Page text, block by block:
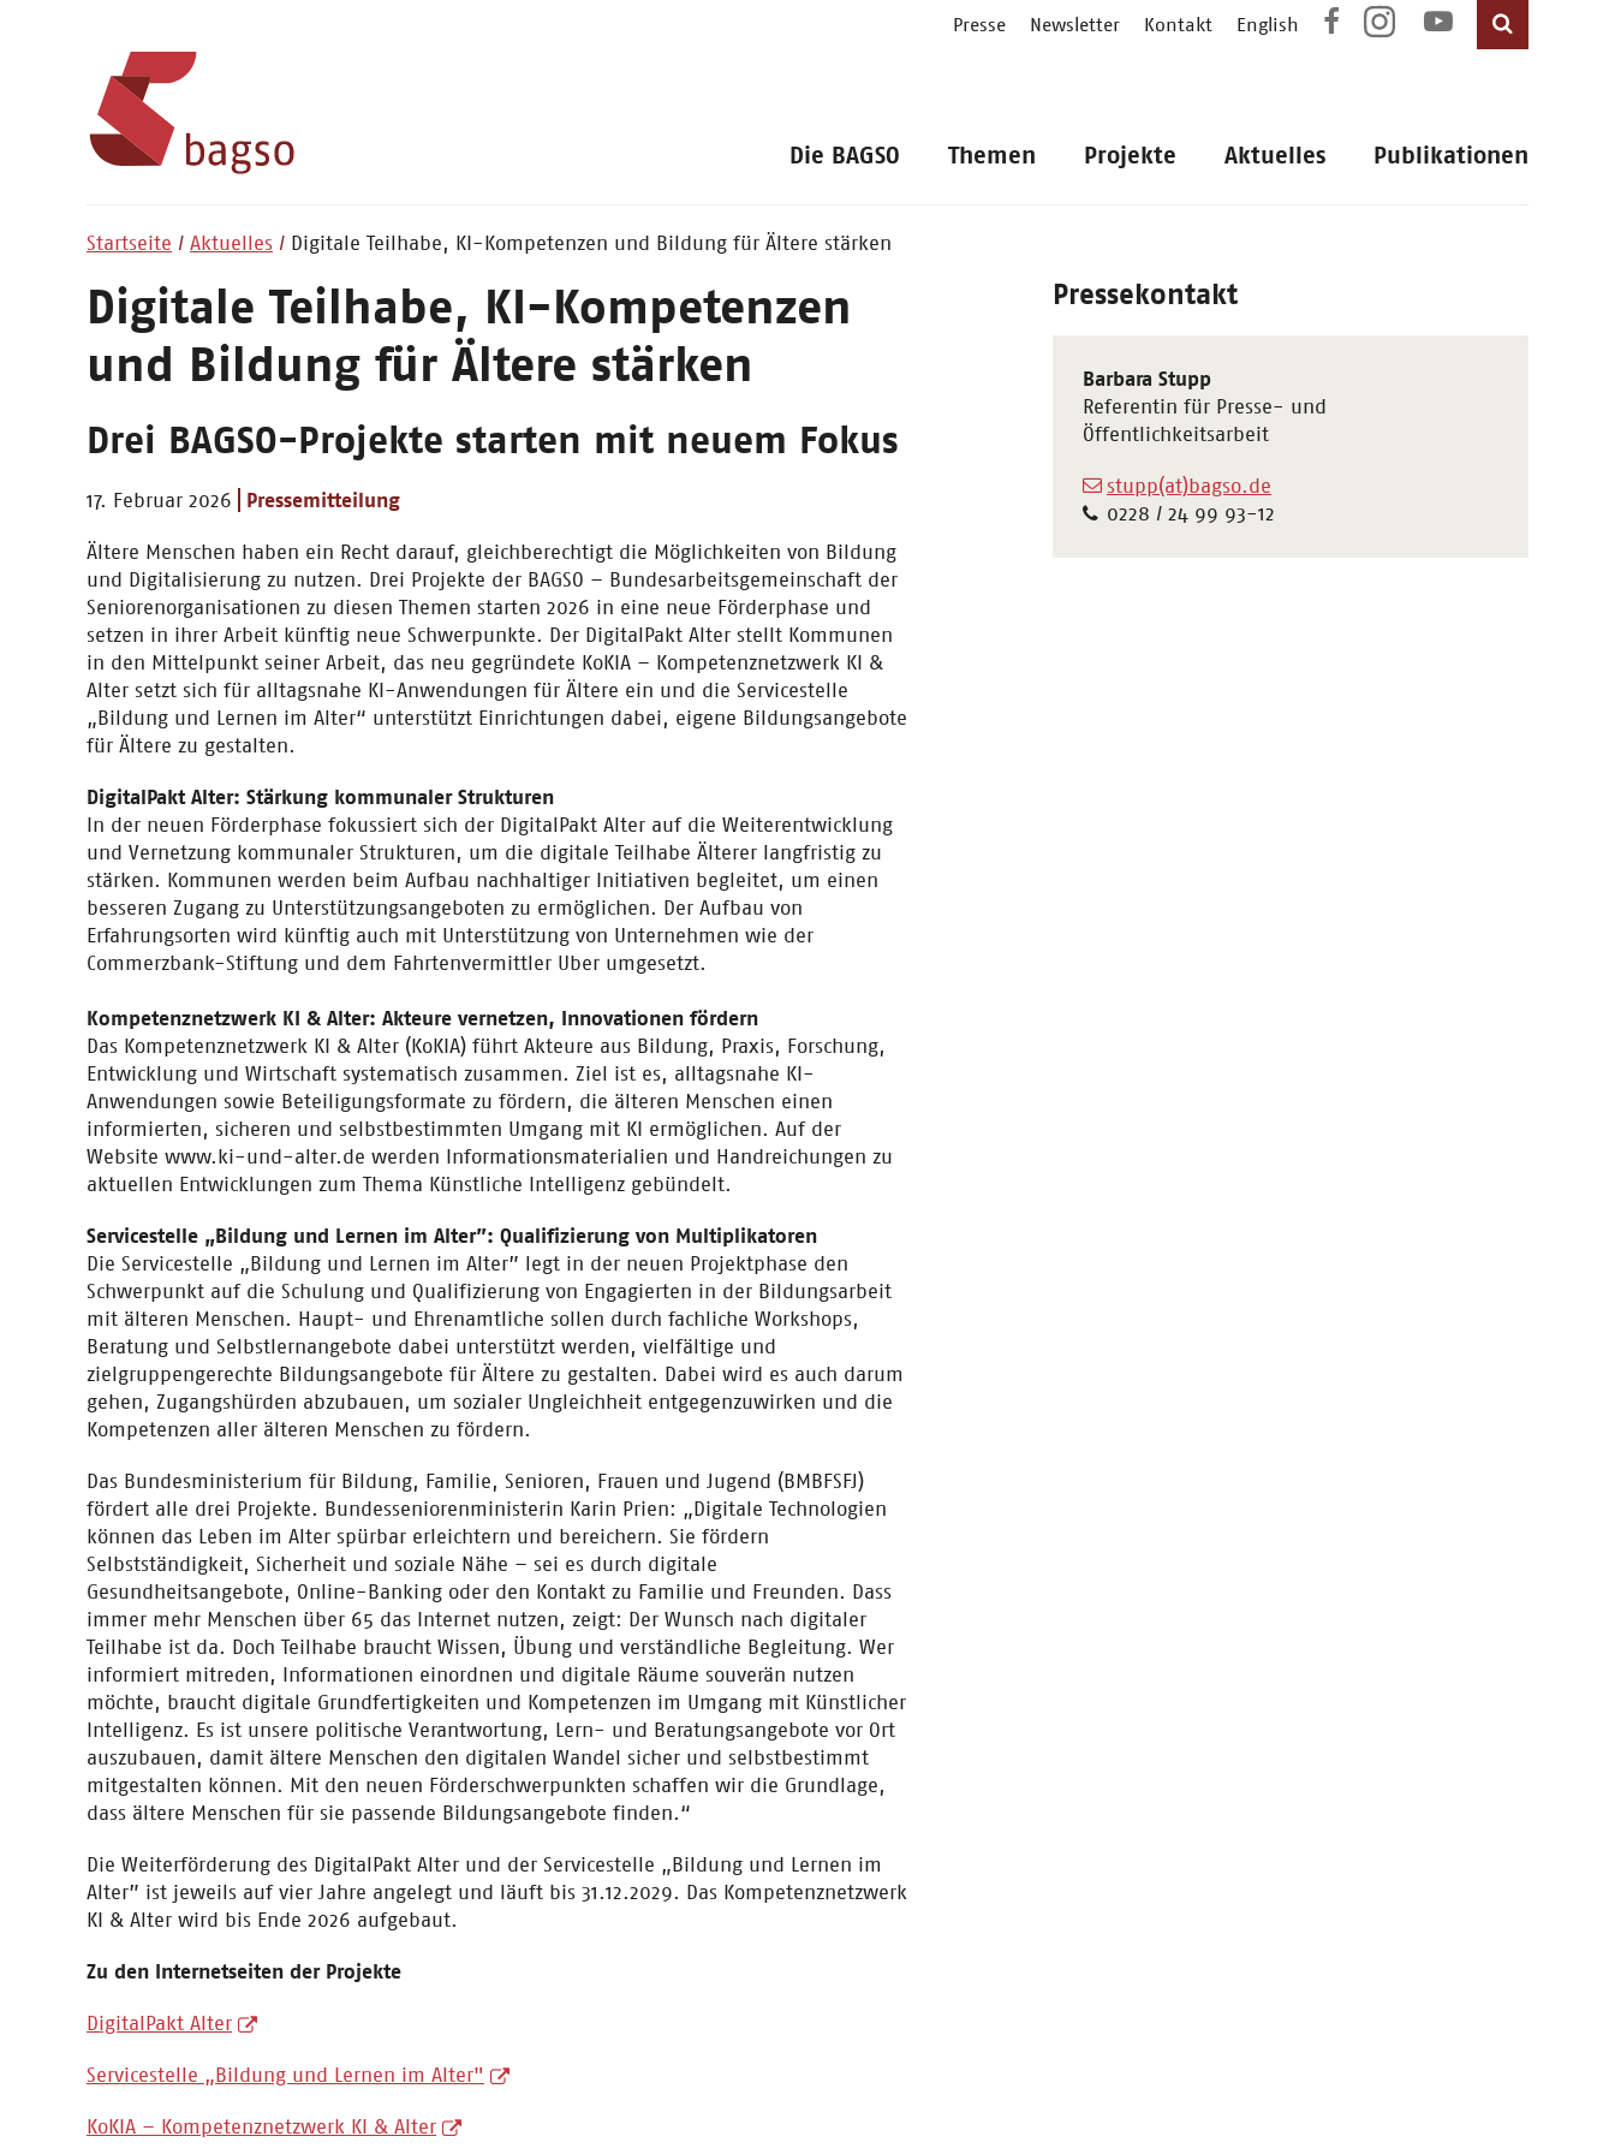
Presse Newsletter Kontakt English
Die BAGSO Themen Projekte Aktuelles Publikationen
Startseite Aktuelles Digitale Teilhabe, KI-Kompetenzen und Bildung für Ältere stärken
Digitale Teilhabe, KI-Kompetenzen
und Bildung für Ältere stärken
Drei BAGSO-Projekte starten mit neuem Fokus
17. Februar 2026 Pressemitteilung
Ältere Menschen haben ein Recht darauf, gleichberechtigt die Möglichkeiten von Bildung
und Digitalisierung zu nutzen. Drei Projekte der BAGSO – Bundesarbeitsgemeinschaft der
Seniorenorganisationen zu diesen Themen starten 2026 in eine neue Förderphase und
setzen in ihrer Arbeit künftig neue Schwerpunkte. Der DigitalPakt Alter stellt Kommunen
in den Mittelpunkt seiner Arbeit, das neu gegründete KoKIA – Kompetenznetzwerk KI &
Alter setzt sich für alltagsnahe KI-Anwendungen für Ältere ein und die Servicestelle
„Bildung und Lernen im Alter“ unterstützt Einrichtungen dabei, eigene Bildungsangebote
für Ältere zu gestalten.
DigitalPakt Alter: Stärkung kommunaler Strukturen
In der neuen Förderphase fokussiert sich der DigitalPakt Alter auf die Weiterentwicklung
und Vernetzung kommunaler Strukturen, um die digitale Teilhabe Älterer langfristig zu
stärken. Kommunen werden beim Aufbau nachhaltiger Initiativen begleitet, um einen
besseren Zugang zu Unterstützungsangeboten zu ermöglichen. Der Aufbau von
Erfahrungsorten wird künftig auch mit Unterstützung von Unternehmen wie der
Commerzbank-Stiftung und dem Fahrtenvermittler Uber umgesetzt.
Kompetenznetzwerk KI & Alter: Akteure vernetzen, Innovationen fördern
Das Kompetenznetzwerk KI & Alter (KoKIA) führt Akteure aus Bildung, Praxis, Forschung,
Entwicklung und Wirtschaft systematisch zusammen. Ziel ist es, alltagsnahe KI-
Anwendungen sowie Beteiligungsformate zu fördern, die älteren Menschen einen
informierten, sicheren und selbstbestimmten Umgang mit KI ermöglichen. Auf der
Website www.ki-und-alter.de werden Informationsmaterialien und Handreichungen zu
aktuellen Entwicklungen zum Thema Künstliche Intelligenz gebündelt.
Servicestelle „Bildung und Lernen im Alter”: Qualifizierung von Multiplikatoren
Die Servicestelle „Bildung und Lernen im Alter” legt in der neuen Projektphase den
Schwerpunkt auf die Schulung und Qualifizierung von Engagierten in der Bildungsarbeit
mit älteren Menschen. Haupt- und Ehrenamtliche sollen durch fachliche Workshops,
Beratung und Selbstlernangebote dabei unterstützt werden, vielfältige und
zielgruppengerechte Bildungsangebote für Ältere zu gestalten. Dabei wird es auch darum
gehen, Zugangshürden abzubauen, um sozialer Ungleichheit entgegenzuwirken und die
Kompetenzen aller älteren Menschen zu fördern.
Das Bundesministerium für Bildung, Familie, Senioren, Frauen und Jugend (BMBFSFJ)
fördert alle drei Projekte. Bundesseniorenministerin Karin Prien: „Digitale Technologien
können das Leben im Alter spürbar erleichtern und bereichern. Sie fördern
Selbstständigkeit, Sicherheit und soziale Nähe – sei es durch digitale
Gesundheitsangebote, Online-Banking oder den Kontakt zu Familie und Freunden. Dass
immer mehr Menschen über 65 das Internet nutzen, zeigt: Der Wunsch nach digitaler
Teilhabe ist da. Doch Teilhabe braucht Wissen, Übung und verständliche Begleitung. Wer
informiert mitreden, Informationen einordnen und digitale Räume souverän nutzen
möchte, braucht digitale Grundfertigkeiten und Kompetenzen im Umgang mit Künstlicher
Intelligenz. Es ist unsere politische Verantwortung, Lern- und Beratungsangebote vor Ort
auszubauen, damit ältere Menschen den digitalen Wandel sicher und selbstbestimmt
mitgestalten können. Mit den neuen Förderschwerpunkten schaffen wir die Grundlage,
dass ältere Menschen für sie passende Bildungsangebote finden.“
Die Weiterförderung des DigitalPakt Alter und der Servicestelle „Bildung und Lernen im
Alter” ist jeweils auf vier Jahre angelegt und läuft bis 31.12.2029. Das Kompetenznetzwerk
KI & Alter wird bis Ende 2026 aufgebaut.
Zu den Internetseiten der Projekte
DigitalPakt Alter
Servicestelle „Bildung und Lernen im Alter"
KoKIA – Kompetenznetzwerk KI & Alter
Pressekontakt
Barbara Stupp
Referentin für Presse- und
Öffentlichkeitsarbeit
stupp(at)bagso.de
0228 / 24 99 93-12